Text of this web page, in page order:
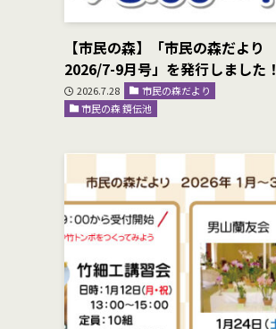
【市民の森】「市民の森だより
2026/7-9月号」を発行しました！
2026.7.28
市民の森だより
市民の森 鏡伝池